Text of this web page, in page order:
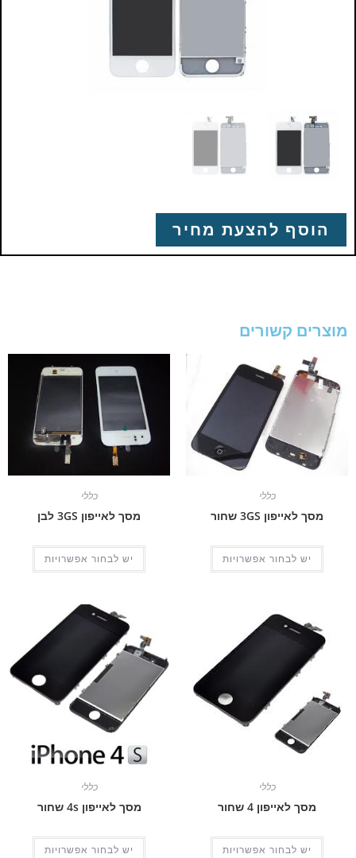
הוסף להצעת מחיר
מוצרים קשורים
כללי
מסך לאייפון 3GS שחור
יש לבחור אפשרויות
כללי
מסך לאייפון 3GS לבן
יש לבחור אפשרויות
כללי
מסך לאייפון 4 שחור
יש לבחור אפשרויות
כללי
מסך לאייפון 4s שחור
יש לבחור אפשרויות